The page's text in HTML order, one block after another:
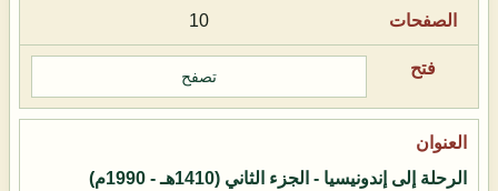
10
تصفح
الرحلة إلى إندونيسيا - الجزء الثاني (1410هـ - 1990م)